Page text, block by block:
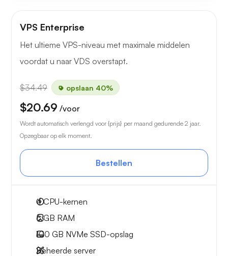
VPS Enterprise
Het ultieme VPS-niveau met maximale middelen
voordat u naar VDS overstapt.
$34.49 opslaan 40%
$20.69 /voor
Wordt automatisch verlengd voor {prijs} per maand gedurende 2 jaar.
Opzegbaar op elk moment.
Bestellen
4CPU-kernen
6 GB RAM
100 GB NVMe SSD-opslag
Beheerde server